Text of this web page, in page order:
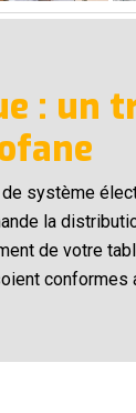
: un
système
la
de votre
conformes